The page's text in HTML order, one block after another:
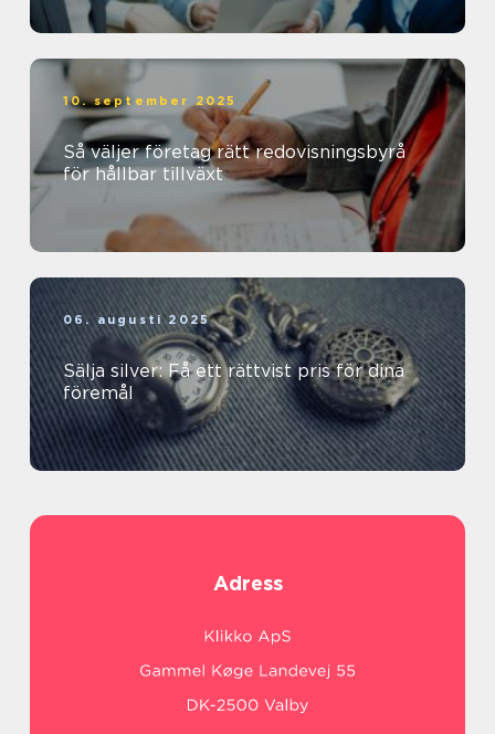
10. september 2025
Så väljer företag rätt redovisningsbyrå
för hållbar tillväxt
06. augusti 2025
Sälja silver: Få ett rättvist pris för dina
föremål
Adress